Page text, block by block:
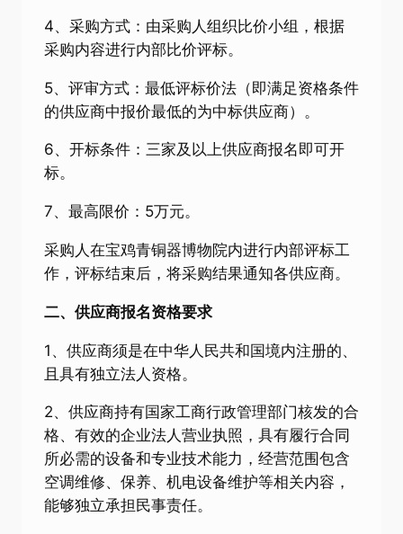
4、采购方式：由采购人组织比价小组，根据
采购内容进行内部比价评标。
5、评审方式：最低评标价法（即满足资格条件
的供应商中报价最低的为中标供应商）。
6、开标条件：三家及以上供应商报名即可开
标。
7、最高限价：5万元。
采购人在宝鸡青铜器博物院内进行内部评标工
作，评标结束后，将采购结果通知各供应商。
二、 供应商报名资格要求
1、供应商须是在中华人民共和国境内注册的、
且具有独立法人资格。
2、供应商持有国家工商行政管理部门核发的合
格、有效的企业法人营业执照，具有履行合同
所必需的设备和专业技术能力，经营范围包含
空调维修、保养、机电设备维护等相关内容，
能够独立承担民事责任。